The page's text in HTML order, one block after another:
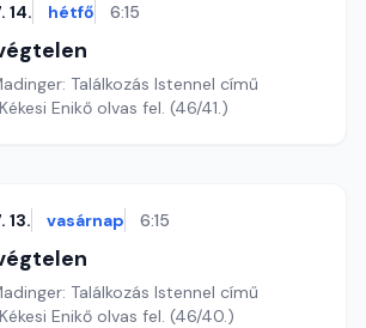
14. hétfő 6:15
Találkozás Istennel című
Enikő olvas fel. (46/41.)
13. vasárnap 6:15
Találkozás Istennel című
Enikő olvas fel. (46/40.)